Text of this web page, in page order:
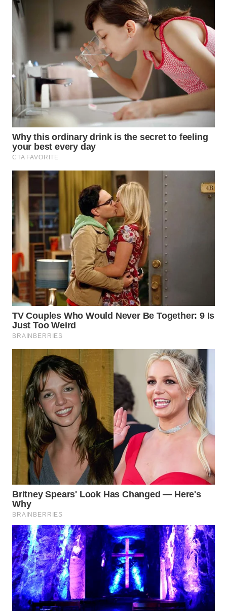
DEPOK
SAMOSIR
WN
PADANG
LAWAS
WN
SUMEDANG
WN
CIANJUR
WN
KEPULAUAN
SERIBU
WN
TANGERANG
WN
BINJAI
WN
CIREBON
WN
INDRAMAYU
WN
KUNINGAN
WN
MAJALENGKA
WN
SUBANG
WN
SUKABUMI
WN
PURWAKARTA